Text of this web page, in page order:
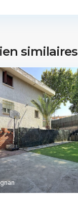
similaires